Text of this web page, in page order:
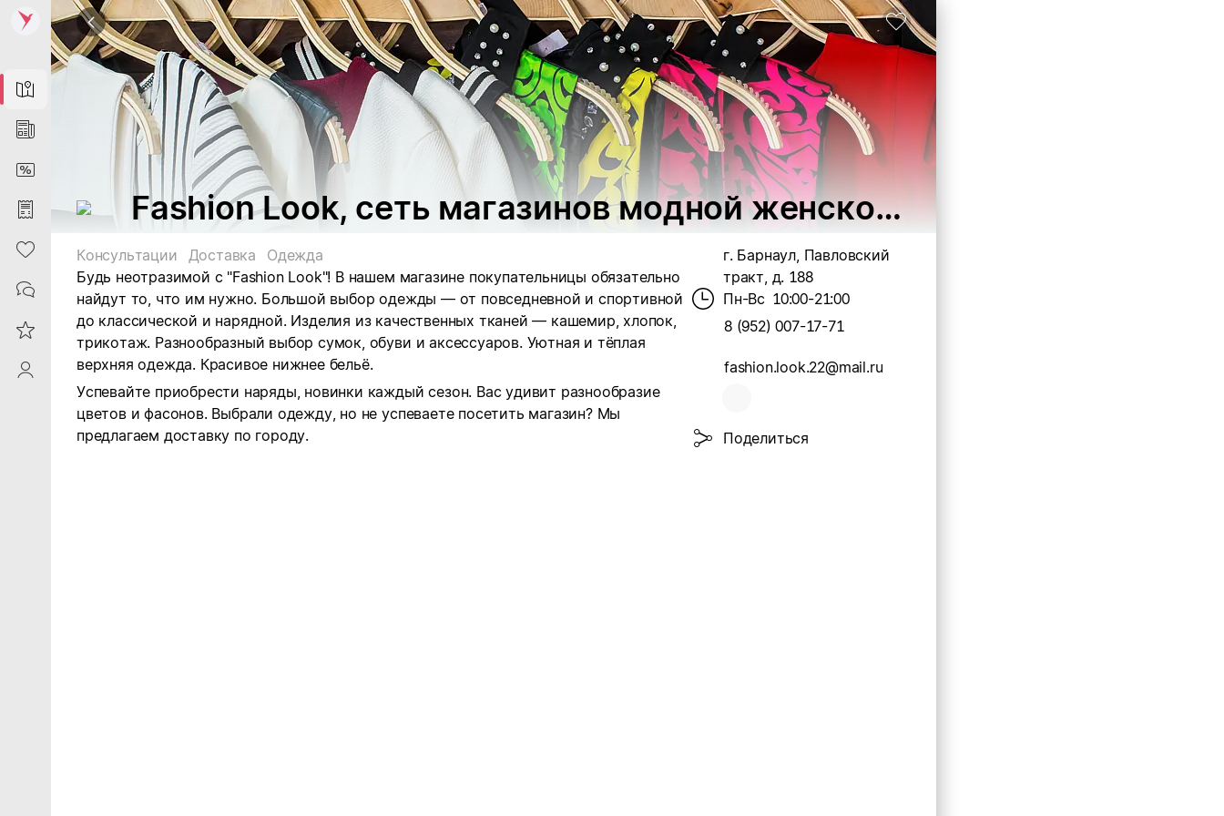
Map
News
DiscountCard
Purchases
Heart
Contacts
Reviews
ProfileSaby
Fashion Look, сеть магазинов модной женской одежды
Консультации Доставка
Одежда
Будь неотразимой с "Fashion Look"! В нашем магазине покупательницы обязательно
найдут то, что им нужно. Большой выбор одежды — от повседневной и спортивной
до классической и нарядной. Изделия из качественных тканей — кашемир, хлопок,
трикотаж. Разнообразный выбор сумок, обуви и аксессуаров. Уютная и тёплая
верхняя одежда. Красивое нижнее бельё.
Успевайте приобрести наряды, новинки каждый сезон. Вас удивит разнообразие
цветов и фасонов. Выбрали одежду, но не успеваете посетить магазин? Мы
предлагаем доставку по городу.
г. Барнаул, Павловский
тракт, д. 188
Пн-Вс 10:00-21:00
8 (952) 007-17-71
fashion.look.22@mail.ru
Поделиться